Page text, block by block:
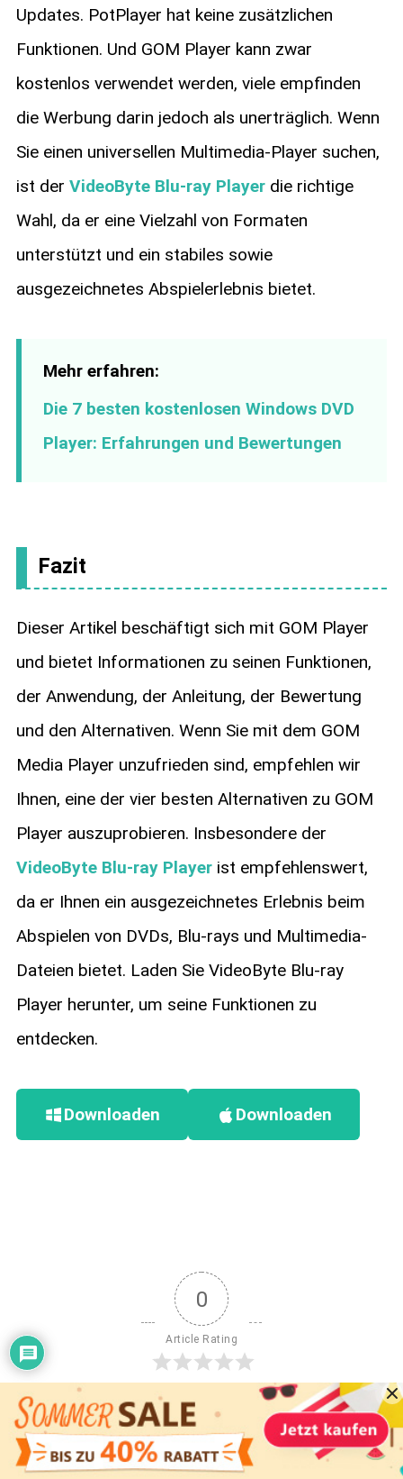
Updates. PotPlayer hat keine zusätzlichen
Funktionen. Und GOM Player kann zwar
kostenlos verwendet werden, viele empfinden
die Werbung darin jedoch als unerträglich. Wenn
Sie einen universellen Multimedia-Player suchen,
ist der VideoByte Blu-ray Playerdie richtige
Wahl, da er eine Vielzahl von Formaten
unterstützt und ein stabiles sowie
ausgezeichnetes Abspielerlebnis bietet.
Mehr erfahren:
Die 7 besten kostenlosen Windows DVD
Player: Erfahrungen und Bewertungen
Fazit
Dieser Artikel beschäftigt sich mit GOM Player
und bietet Informationen zu seinen Funktionen,
der Anwendung, der Anleitung, der Bewertung
und den Alternativen. Wenn Sie mit dem GOM
Media Player unzufrieden sind, empfehlen wir
Ihnen, eine der vier besten Alternativen zu GOM
Player auszuprobieren. Insbesondere der
VideoByte Blu-ray Playerist empfehlenswert,
da er Ihnen ein ausgezeichnetes Erlebnis beim
Abspielen von DVDs, Blu-rays und Multimedia-
Dateien bietet. Laden Sie VideoByte Blu-ray
Player herunter, um seine Funktionen zu
entdecken.
Downloaden Downloaden
0
Article Rating
Abonnieren Anmelden